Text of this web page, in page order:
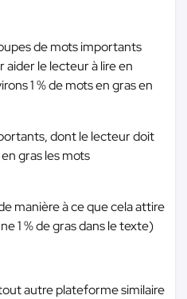
de mots importants
aider le lecteur à lire en
1 % de mots en gras en
dont le lecteur doit
gras les mots
manière à ce que cela attire
1 % de gras dans le texte)
autre plateforme similaire